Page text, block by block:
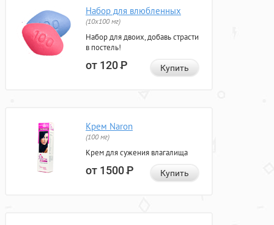
Набор для влюбленных
(10х100 мг)
Набор для двоих, добавь страсти
в постель!
от 120Р Купить
Крем Naron
(100 мг)
Крем для сужения влагалища
от 1500Р Купить